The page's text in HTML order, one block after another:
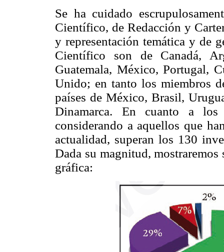
Se ha cuidado
Científico, de Redacción y
y representación temática y de
Científico son de Canadá,
Guatemala, México, Portugal,
Unido; en tanto los miembros
países de México, Brasil,
Dinamarca. En cuanto a
considerando a aquellos que
actualidad, superan los 130
Dada su magnitud,
gráfica: